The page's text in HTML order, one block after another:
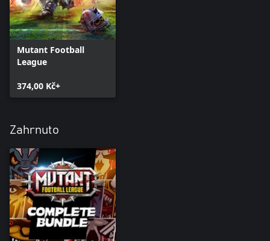
Mutant Football
League
374,00 Kč+
Zahrnuto